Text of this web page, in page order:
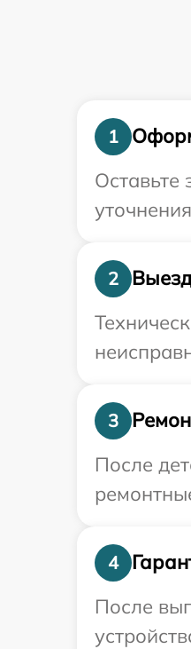
1
Оставьте
2
3
После
4
После